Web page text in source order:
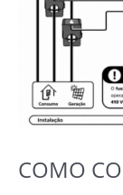
COMO